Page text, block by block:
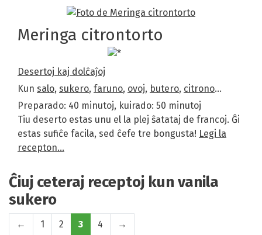
Meringa citrontorto
Desertoj kaj dolĉaĵoj
Kun salo, sukero, faruno, ovoj, butero, citrono…
Preparado: 40 minutoj, kuirado: 50 minutoj
Tiu deserto estas unu el la plej ŝatataj de francoj. Ĝi
estas sufiĉe facila, sed ĉefe tre bongusta! Legi la
recepton…
Ĉiuj ceteraj receptoj kun vanila
sukero
← 1 2 3 4 →